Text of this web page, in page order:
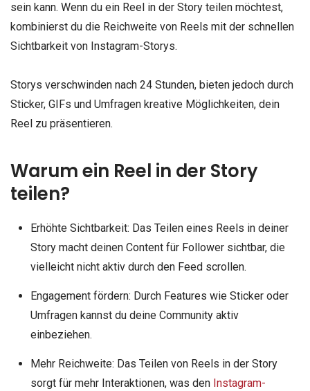
sein kann. Wenn du ein Reel in der Story teilen möchtest,
kombinierst du die Reichweite von Reels mit der schnellen
Sichtbarkeit von Instagram-Storys.
Storys verschwinden nach 24 Stunden, bieten jedoch durch
Sticker, GIFs und Umfragen kreative Möglichkeiten, dein
Reel zu präsentieren.
Warum ein Reel in der Story
teilen?
Erhöhte Sichtbarkeit: Das Teilen eines Reels in deiner
Story macht deinen Content für Follower sichtbar, die
vielleicht nicht aktiv durch den Feed scrollen.
Engagement fördern: Durch Features wie Sticker oder
Umfragen kannst du deine Community aktiv
einbeziehen.
Mehr Reichweite: Das Teilen von Reels in der Story
sorgt für mehr Interaktionen, was den Instagram-